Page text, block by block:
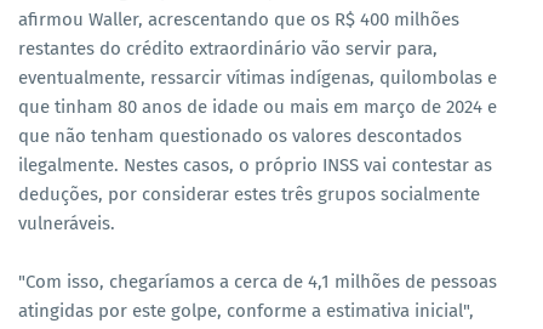
afirmou Waller, acrescentando que os R$ 400 milhões
restantes do crédito extraordinário vão servir para,
eventualmente, ressarcir vítimas indígenas, quilombolas e
que tinham 80 anos de idade ou mais em março de 2024 e
que não tenham questionado os valores descontados
ilegalmente. Nestes casos, o próprio INSS vai contestar as
deduções, por considerar estes três grupos socialmente
vulneráveis.
"Com isso, chegaríamos a cerca de 4,1 milhões de pessoas
atingidas por este golpe, conforme a estimativa inicial",